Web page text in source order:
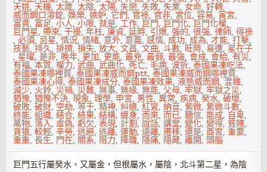
天姚, 天機,太歲,太陰,太陽,失戀,失敗,失業,女命,好轉,
威而鋼口溶錠,娛樂,嫉妒, 它們, 官祿, 官非, 宮位,容易, 寅宮,
富貴, 富足,小人,小限,就是,工作, 巨門,巨門化, 巨門化權,
巨門星,帶來,干擾,年柱,廉貞,延時, 引爆,強的,很強,律師,得祿
,必須, 忌星,情況,情緒, 意外, 意義,感情, 成功, 成為,才能,打擊,
技藝,持久,排擠,損失,放大,文昌,文曲,斗數, 旺時,易遭, 星在子
, 星曜,是非, 晚年, 更加, 更能,最兇,最弱,最強, 會成, 會給,有災,
有福,本質,權力,武曲,武曲化,死亡, 毛病,波折,泰國果凍吃法,
泰國果凍哪裡買,泰國果凍威而鋼ptt,泰國果凍威而鋼哪裡買,
泰國果凍心得,泰國果凍成分,泰國果凍效果,液態威而鋼,混雜,
減少, 火鈴, 災禍, 災難,無事,無緣,無能,父母,牢獄,牢獄之災,
猶豫,猶豫不決,現象,理學, 申宮, 男性,異常,疾病,癸水,破壞,
破敗,破財, 空劫,等于,精神, 糾纏,紅鸞,納音,紫微,紫微斗數,
終能,組織,結合,結果,結構,纏身,而來,而已,聽信, 能成, 自卑,
萬物,落入,虛偽,虧欠,表現, 計劃,說話,講堂,變化,變得,貧賤,
貪狼,較輕,辛勞,逃避,逃離,運動,遠離,遷移,還是,酉宮,重要,
重重,長生, 門在, 關系, 阻力, 降職, 隱痛, 隱藏,離開,頭腦
巨門五行屬癸水，又屬金，但根屬水，屬陰，北斗第二星，為陰